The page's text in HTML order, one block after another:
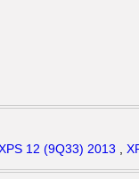
12 (9Q33) 2013